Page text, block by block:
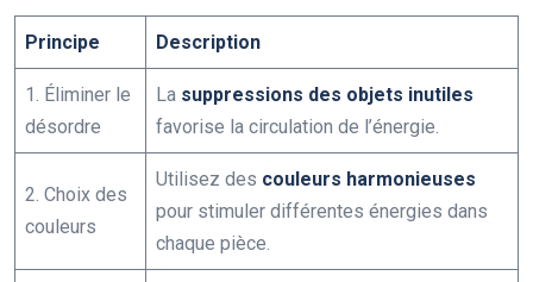
Principe Description
1. Éliminer le
désordre
La suppressions des objets inutiles
favorise la circulation de l’énergie.
2. Choix des
couleurs
Utilisez des couleurs harmonieuses
pour stimuler différentes énergies dans
chaque pièce.